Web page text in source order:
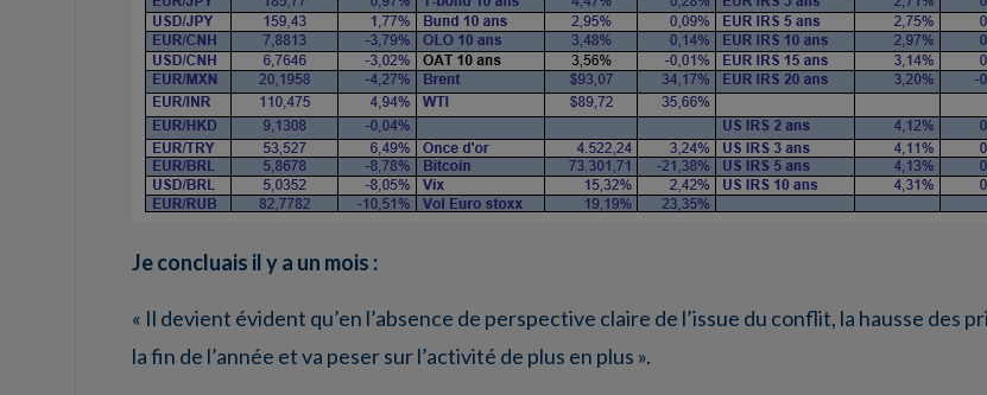
Je concluais il y a un mois :
« Il devient évident qu’en l’absence de perspective claire de l’issue du conflit, la hausse des
la fin de l’année et va peser sur l’activité de plus en plus ».